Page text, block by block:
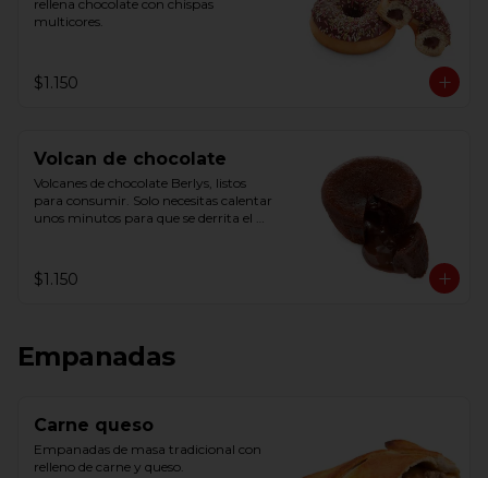
rellena chocolate con chispas
multicores.
$1.150
Volcan de chocolate
Volcanes de chocolate Berlys, listos
para consumir. Solo necesitas calentar
unos minutos para que se derrita el
$1.150
Empanadas
Carne queso
Empanadas de masa tradicional con
relleno de carne y queso.